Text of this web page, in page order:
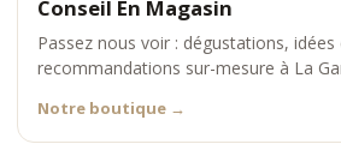
Conseil En Magasin
Passez nous voir : dégustations,
recommandations sur-mesure à La
Notre boutique →